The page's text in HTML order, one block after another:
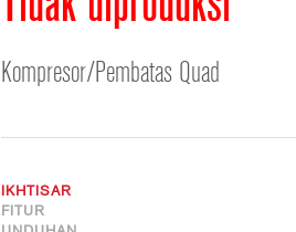
Kompresor/Pembatas Quad
IKHTISAR
FITUR